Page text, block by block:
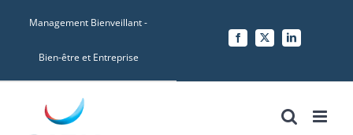
Management Bienveillant -
Bien-être et Entreprise
Facebook
X LinkedIn